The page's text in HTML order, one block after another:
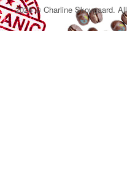
2026 © Charline Skovgaard.